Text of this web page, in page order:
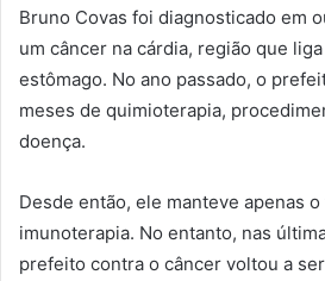
Bruno Covas foi diagnosticado em
um câncer na cárdia, região que
estômago. No ano passado, o
meses de quimioterapia,
doença.
Desde então, ele manteve apenas
imunoterapia. No entanto, nas
prefeito contra o câncer voltou a